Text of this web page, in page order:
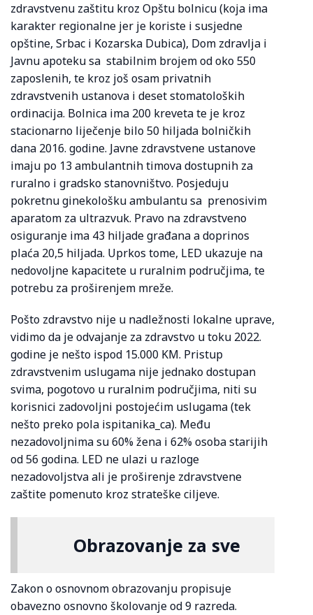
zdravstvenu zaštitu kroz Opštu bolnicu (koja ima
karakter regionalne jer je koriste i susjedne
opštine, Srbac i Kozarska Dubica), Dom zdravlja i
Javnu apoteku sa stabilnim brojem od oko 550
zaposlenih, te kroz još osam privatnih
zdravstvenih ustanova i deset stomatoloških
ordinacija. Bolnica ima 200 kreveta te je kroz
stacionarno liječenje bilo 50 hiljada bolničkih
dana 2016. godine. Javne zdravstvene ustanove
imaju po 13 ambulantnih timova dostupnih za
ruralno i gradsko stanovništvo. Posjeduju
pokretnu ginekološku ambulantu sa prenosivim
aparatom za ultrazvuk. Pravo na zdravstveno
osiguranje ima 43 hiljade građana a doprinos
plaća 20,5 hiljada. Uprkos tome, LED ukazuje na
nedovoljne kapacitete u ruralnim područjima, te
potrebu za proširenjem mreže.
Pošto zdravstvo nije u nadležnosti lokalne uprave,
vidimo da je odvajanje za zdravstvo u toku 2022.
godine je nešto ispod 15.000 KM. Pristup
zdravstvenim uslugama nije jednako dostupan
svima, pogotovo u ruralnim područjima, niti su
korisnici zadovoljni postojećim uslugama (tek
nešto preko pola ispitanika_ca). Među
nezadovoljnima su 60% žena i 62% osoba starijih
od 56 godina. LED ne ulazi u razloge
nezadovoljstva ali je proširenje zdravstvene
zaštite pomenuto kroz strateške ciljeve.
Obrazovanje za sve
Zakon o osnovnom obrazovanju propisuje
obavezno osnovno školovanje od 9 razreda.